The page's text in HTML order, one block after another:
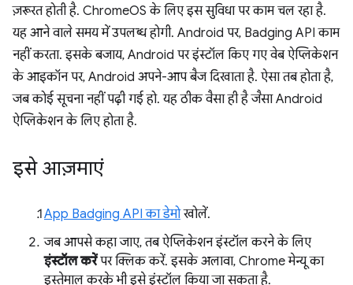
ज़रूरत होती है. ChromeOS के लिए इस सुविधा पर काम चल रहा है.
यह आने वाले समय में उपलब्ध होगी. Android पर, Badging API काम
नहीं करता. इसके बजाय, Android पर इंस्टॉल किए गए वेब ऐप्लिकेशन
के आइकॉन पर, Android अपने-आप बैज दिखाता है. ऐसा तब होता है,
जब कोई सूचना नहीं पढ़ी गई हो. यह ठीक वैसा ही है जैसा Android
ऐप्लिकेशन के लिए होता है.
इसे आज़माएं
App Badging API का डेमोखोलें.
जब आपसे कहा जाए, तब ऐप्लिकेशन इंस्टॉल करने के लिए
इंस्टॉल करेंपर क्लिक करें. इसके अलावा, Chrome मेन्यू का
इस्तेमाल करके भी इसे इंस्टॉल किया जा सकता है.